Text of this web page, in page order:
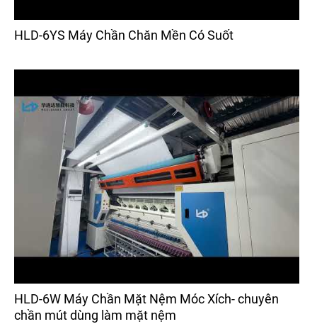
HLD-6YS Máy Chần Chăn Mền Có Suốt
HLD-6W Máy Chần Mặt Nệm Móc Xích- chuyên
chần mút dùng làm mặt nệm